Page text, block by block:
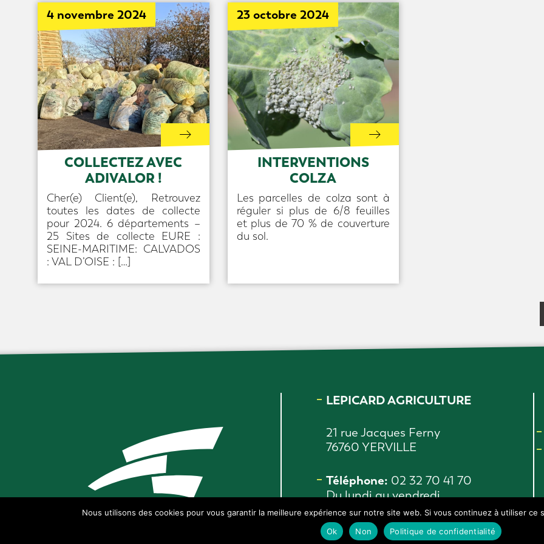
4 novembre 2024
COLLECTEZ AVEC
ADIVALOR !
Cher(e) Client(e), Retrouvez
toutes les dates de collecte
pour 2024. 6 départements –
25 Sites de collecte EURE :
SEINE-MARITIME: CALVADOS
: VAL D’OISE : […]
23 octobre 2024
INTERVENTIONS
COLZA
Les parcelles de colza sont à
réguler si plus de 6/8 feuilles
et plus de 70 % de couverture
du sol.
LEPICARD AGRICULTURE
21 rue Jacques Ferny
76760 YERVILLE
Téléphone: 02 32 70 41 70
Du lundi au vendredi
de 8h30 à 12h00 et de
13h30 à 17h00
Nous utilisons des cookies pour vous garantir la meilleure expérience sur notre site web. Si vous continuez à utiliser
Ok
Non Politique de confidentialité